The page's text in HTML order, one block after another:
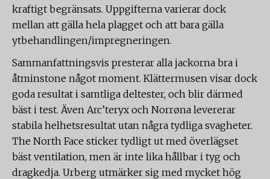
kraftigt begränsats. Uppgifterna varierar dock
mellan att gälla hela plagget och att bara gälla
ytbehandlingen/impregneringen.
Sammanfattningsvis presterar alla jackorna bra i
åtminstone något moment. Klättermusen visar dock
goda resultat i samtliga deltester, och blir därmed
bäst i test. Även Arc’teryx och Norrøna levererar
stabila helhetsresultat utan några tydliga svagheter.
The North Face sticker tydligt ut med överlägset
bäst ventilation, men är inte lika hållbar i tyg och
dragkedja. Urberg utmärker sig med mycket hög